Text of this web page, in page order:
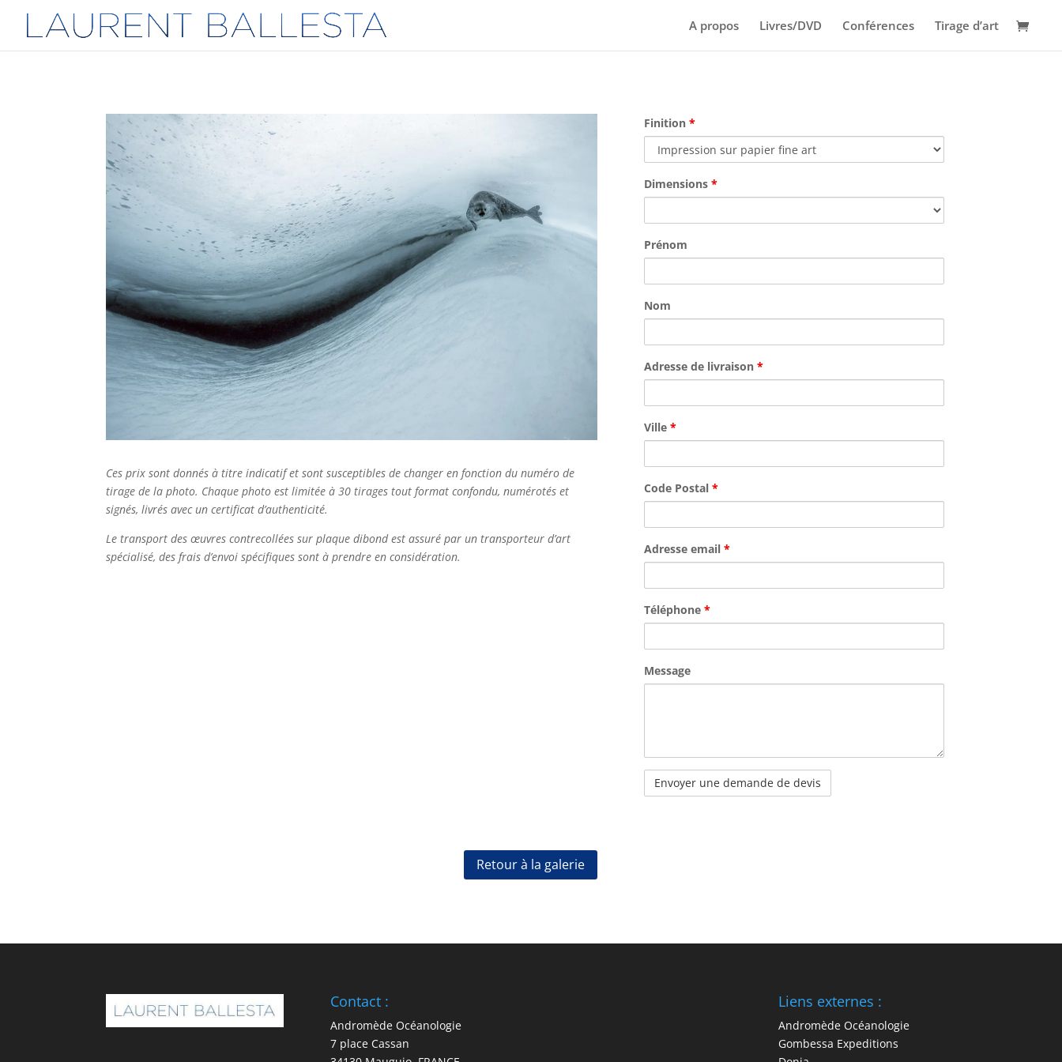
A propos Livres/DVD Conférences Tirage d’art
Ces prix sont donnés à titre indicatif et sont susceptibles de changer en fonction du numéro de
tirage de la photo. Chaque photo est limitée à 30 tirages tout format confondu, numérotés et
signés, livrés avec un certificat d’authenticité.
Le transport des œuvres contrecollées sur plaque dibond est assuré par un transporteur d’art
spécialisé, des frais d’envoi spécifiques sont à prendre en considération.
Finition *
Dimensions *
Prénom
Nom
Adresse de livraison *
Ville *
Code Postal *
Adresse email *
Téléphone *
Message
Retour à la galerie
Contact :
Andromède Océanologie
7 place Cassan
Liens externes :
Andromède Océanologie
Gombessa Expeditions